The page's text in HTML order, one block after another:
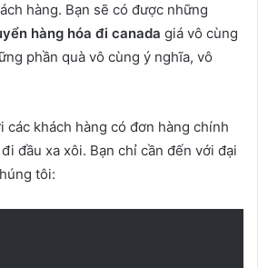
hàng. Bạn sẽ có được những
hàng hóa đi canada giá vô cùng
phần quà vô cùng ý nghĩa, vô
các khách hàng có đơn hàng chính
đầu xa xôi. Bạn chỉ cần đến với đại
tôi: